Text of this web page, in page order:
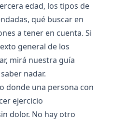
edad, los tipos de
qué buscar en
a tener en cuenta. Si
general de los
mirá nuestra guía
nadar.
donde una persona con
ejercicio
dolor. No hay otro